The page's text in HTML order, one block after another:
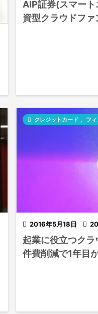
AIP証券(スマー
資型クラウドファ
 2016年5月18日 
 クレジットカード フ
起業に役立つク
件費削減で1年目